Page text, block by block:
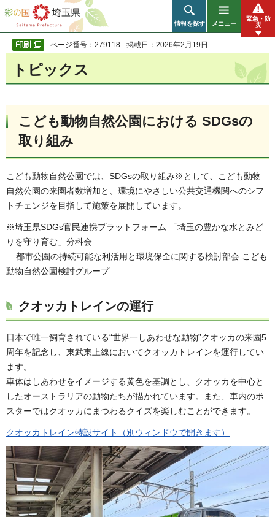
彩の国 埼玉県
情報を探す メニュー
緊急・防
災
ページ番号：279118 掲載日：2026年2月19日
トピックス
こども動物自然公園における SDGsの
取り組み
こども動物自然公園では、SDGsの取り組み※として、こども動物
自然公園の来園者数増加と、環境にやさしい公共交通機関へのシフ
トチェンジを目指して施策を展開しています。
※埼玉県SDGs官民連携プラットフォーム 「埼玉の豊かな水とみど
りを守り育む」分科会
都市公園の持続可能な利活用と環境保全に関する検討部会 こども
動物自然公園検討グループ
クオッカトレインの運行
日本で唯一飼育されている“世界一しあわせな動物”クオッカの来園5
周年を記念し、東武東上線においてクオッカトレインを運行してい
ます。
車体はしあわせをイメージする黄色を基調とし、クオッカを中心と
したオーストラリアの動物たちが描かれています。また、車内のポ
スターではクオッカにまつわるクイズを楽しむことができます。
クオッカトレイン特設サイト（別ウィンドウで開きます）